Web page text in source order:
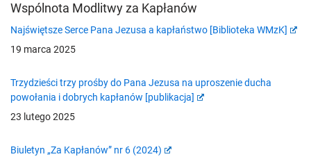
Wspólnota Modlitwy za Kapłanów
Najświętsze Serce Pana Jezusa a kapłaństwo [Biblioteka WMzK]
19 marca 2025
Trzydzieści trzy prośby do Pana Jezusa na uproszenie ducha
powołania i dobrych kapłanów [publikacja]
23 lutego 2025
Biuletyn „Za Kapłanów” nr 6 (2024)